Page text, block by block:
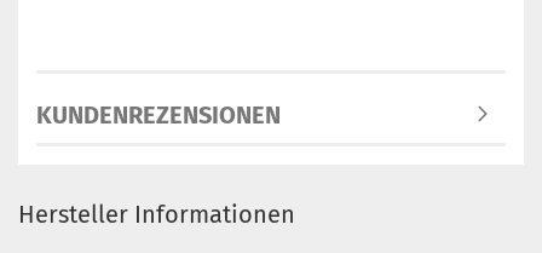
KUNDENREZENSIONEN
Hersteller Informationen